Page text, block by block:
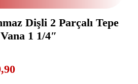
Dişli 2 Parçalı Tepe
1 1/4″